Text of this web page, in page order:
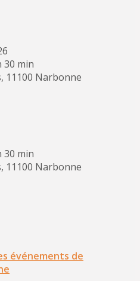
30 min
11100 Narbonne
30 min
11100 Narbonne
événements de